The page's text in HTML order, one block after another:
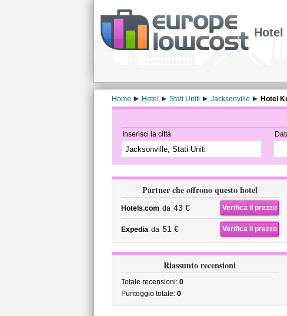
Home Hotel Stati Uniti Jacksonville Hotel
Inserisci la città
Partner che offrono questo hotel
Hotels.com da 43 € Verifica il prezzo
Expedia da 51 € Verifica il prezzo
Riassunto recensioni
Totale recensioni: 0
Punteggio totale: 0